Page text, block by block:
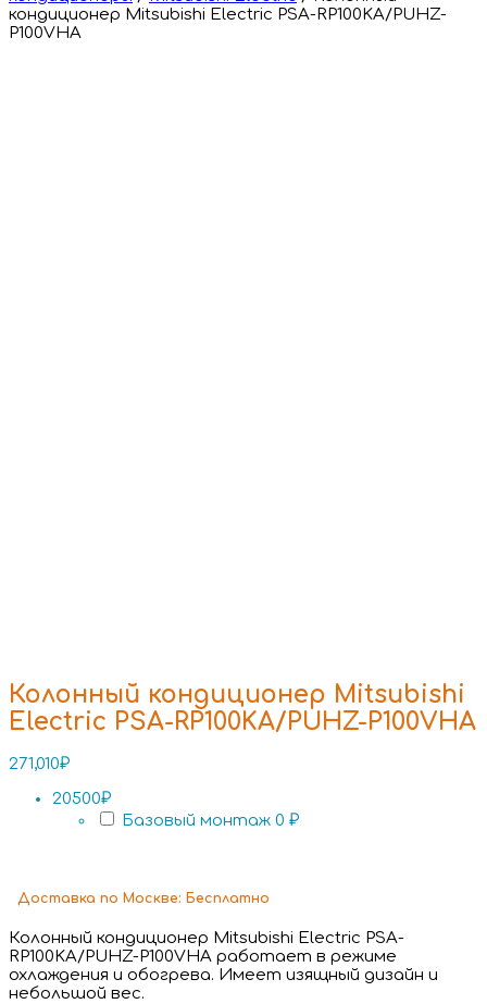
кондиционер Mitsubishi Electric PSA-RP100KA/PUHZ-
P100VHA
Колонный кондиционер Mitsubishi
Electric PSA-RP100KA/PUHZ-P100VHA
271,010₽
20500₽
Базовый монтаж 0 ₽
Доставка по Москве: Бесплатно
Колонный кондиционер Mitsubishi Electric PSA-
RP100KA/PUHZ-P100VHA работает в режиме
охлаждения и обогрева. Имеет изящный дизайн и
небольшой вес.